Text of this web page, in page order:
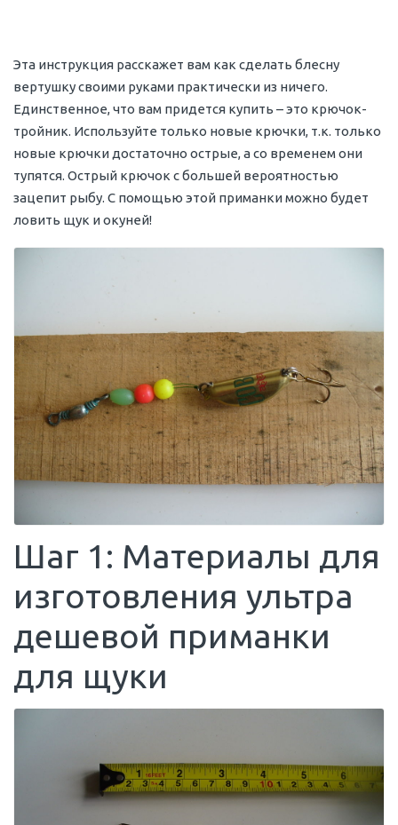
Эта инструкция расскажет вам как сделать блесну
вертушку своими руками практически из ничего.
Единственное, что вам придется купить – это крючок-
тройник. Используйте только новые крючки, т.к. только
новые крючки достаточно острые, а со временем они
тупятся. Острый крючок с большей вероятностью
зацепит рыбу. С помощью этой приманки можно будет
ловить щук и окуней!
Шаг 1: Материалы для
изготовления ультра
дешевой приманки
для щуки